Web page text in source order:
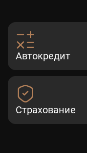
Автокредит
Страхование